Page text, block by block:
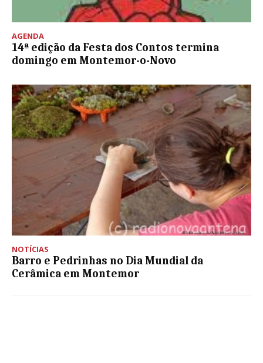
AGENDA
14ª edição da Festa dos Contos termina
domingo em Montemor-o-Novo
NOTÍCIAS
Barro e Pedrinhas no Dia Mundial da
Cerâmica em Montemor